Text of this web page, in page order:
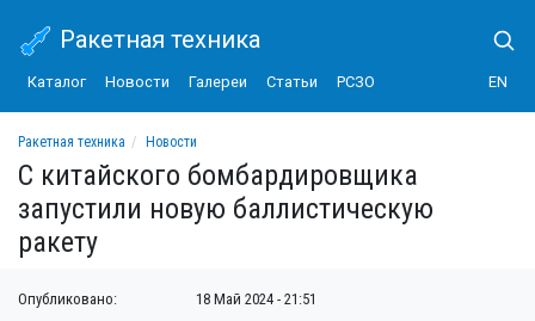
Ракетная техника
Каталог Новости Галереи Статьи РСЗО EN
Ракетная техника
Новости
С китайского бомбардировщика запустили новую баллистическую ракету
С китайского бомбардировщика
запустили новую баллистическую
ракету
Опубликовано:
18 Май 2024 - 21:51